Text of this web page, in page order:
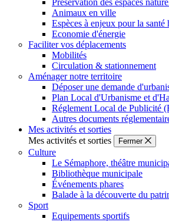
Préservation des espaces
Animaux en ville
Espèces à enjeux pour la santé
Economie d'énergie
Faciliter vos déplacements
Mobilités
Circulation & stationnement
Aménager notre territoire
Déposer une demande
Plan Local d'Urbanisme et
Réglement Local de Publicité
Autres documents
Mes activités et sorties
Mes activités et sorties
Fermer
Culture
Le Sémaphore, théâtre
Bibliothèque municipale
Événements phares
Balade à la découverte du
Sport
Equipements sportifs